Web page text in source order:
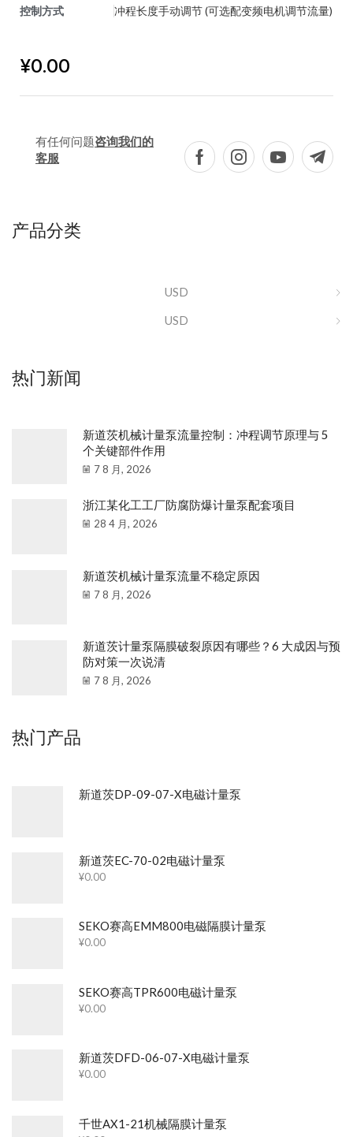
控制方式 冲程长度手动调节 (可选配变频电机调节流量)
¥0.00
有任何问题咨询我们的
客服
产品分类
USD
USD
热门新闻
新道茨机械计量泵流量控制：冲程调节原理与 5
个关键部件作用
7 8 月, 2026
浙江某化工工厂防腐防爆计量泵配套项目
28 4 月, 2026
新道茨机械计量泵流量不稳定原因
7 8 月, 2026
新道茨计量泵隔膜破裂原因有哪些？6 大成因与预
防对策一次说清
7 8 月, 2026
热门产品
新道茨DP-09-07-X电磁计量泵
新道茨EC-70-02电磁计量泵
¥0.00
SEKO赛高EMM800电磁隔膜计量泵
¥0.00
SEKO赛高TPR600电磁计量泵
¥0.00
新道茨DFD-06-07-X电磁计量泵
¥0.00
千世AX1-21机械隔膜计量泵